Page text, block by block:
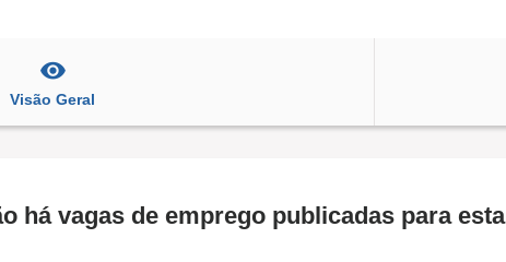
Visão Geral
há vagas de emprego publicadas para esta